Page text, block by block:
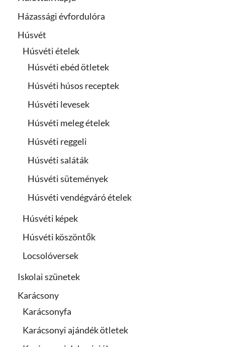
Házassági évfordulóra
Húsvét
Húsvéti ételek
Húsvéti ebéd ötletek
Húsvéti húsos receptek
Húsvéti levesek
Húsvéti meleg ételek
Húsvéti reggeli
Húsvéti saláták
Húsvéti sütemények
Húsvéti vendégváró ételek
Húsvéti képek
Húsvéti köszöntők
Locsolóversek
Iskolai szünetek
Karácsony
Karácsonyfa
Karácsonyi ajándék ötletek